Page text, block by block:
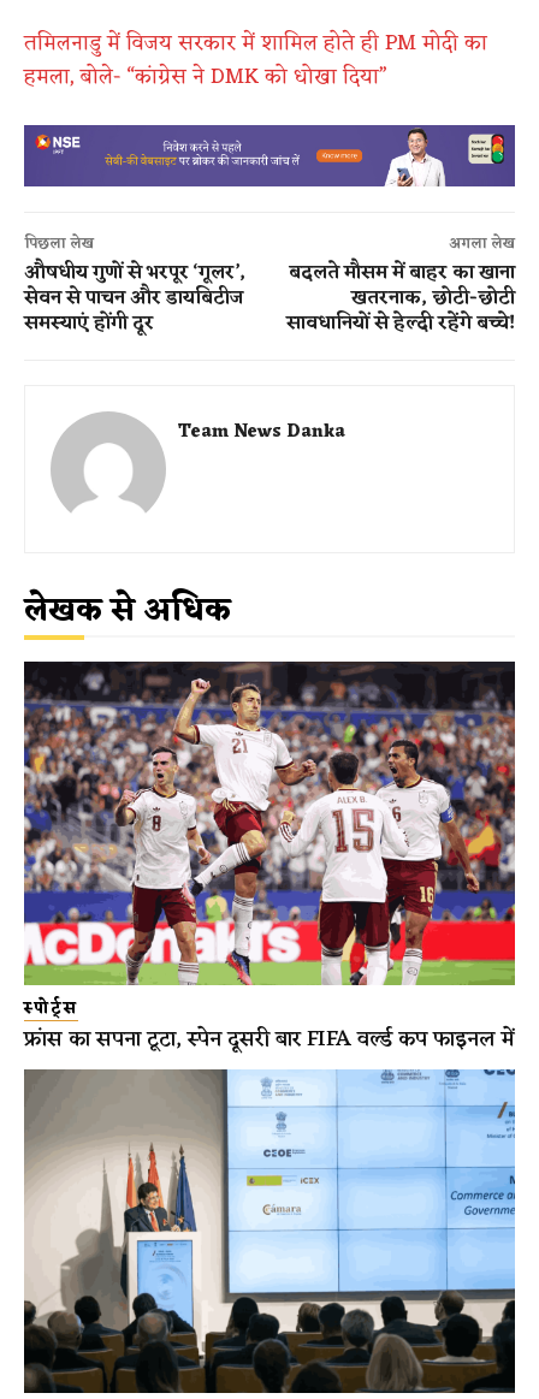
तमिलनाडु में विजय सरकार में शामिल होते ही PM मोदी का
हमला, बोले- “कांग्रेस ने DMK को धोखा दिया”
पिछला लेख
औषधीय गुणों से भरपूर ‘गूलर’,
सेवन से पाचन और डायबिटीज
समस्याएं होंगी दूर
अगला लेख
बदलते मौसम में बाहर का खाना
खतरनाक, छोटी-छोटी
सावधानियों से हेल्दी रहेंगे बच्चे!
Team News Danka
लेखक से अधिक
स्पोर्ट्स
फ्रांस का सपना टूटा, स्पेन दूसरी बार FIFA वर्ल्ड कप फाइनल में